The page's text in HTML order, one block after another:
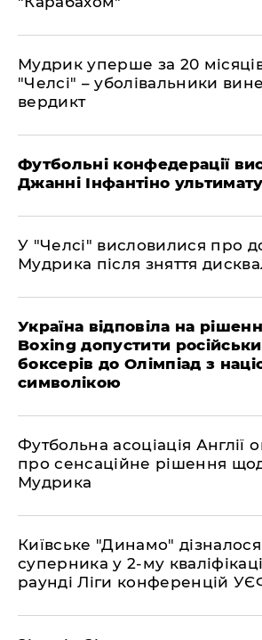
​Мудрик уперше за 20 місяців
"Челсі" – уболівальники
вердикт
Футбольні конфедерації
Джанні Інфантіно
У "Челсі" висловилися про
Мудрика після зняття
Україна відповіла на
Boxing допустити
боксерів до Олімпіад з
символікою
​Футбольна асоціація Англії
про сенсаційне рішення
Мудрика
Київське "Динамо" дізналося
суперника у 2-му
раунді Ліги конференцій